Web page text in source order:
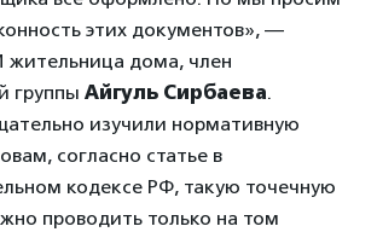
этих документов», —
жительница дома, член
группы Айгуль Сирбаева.
изучили нормативную
согласно статье в
кодексе РФ, такую точечную
проводить только на том